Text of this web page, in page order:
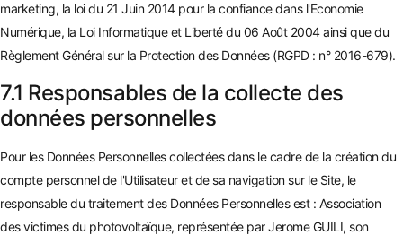
marketing, la loi du 21 Juin 2014 pour la confiance dans l'Economie
Numérique, la Loi Informatique et Liberté du 06 Août 2004 ainsi que du
Règlement Général sur la Protection des Données (RGPD : n° 2016-679).
7.1 Responsables de la collecte des
données personnelles
Pour les Données Personnelles collectées dans le cadre de la création du
compte personnel de l'Utilisateur et de sa navigation sur le Site, le
responsable du traitement des Données Personnelles est : Association
des victimes du photovoltaïque, représentée par Jerome GUILI, son